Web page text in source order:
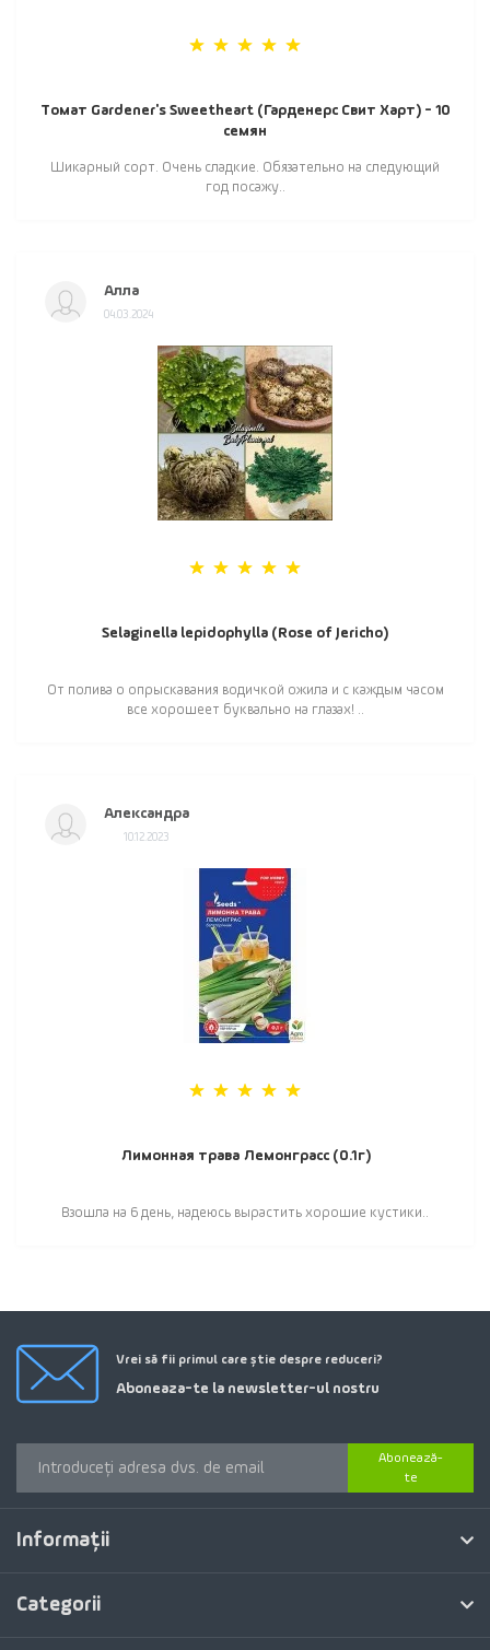
Томат Gardener's Sweetheart (Гарденерс Свит Харт) - 10
семян
Шикарный сорт. Очень сладкие. Обязательно на следующий
год посажу..
Алла
04.03.2024
Selaginella lepidophylla (Rose of Jericho)
От полива о опрыскавания водичкой ожила и с каждым часом
все хорошеет буквально на глазах! ..
Александра
10.12.2023
Лимонная трава Лемонграсс (0.1г)
Взошла на 6 день, надеюсь вырастить хорошие кустики..
Vrei să fii primul care știe despre reduceri?
Aboneaza-te la newsletter-ul nostru
Abonează-
te
Informaţii
Categorii